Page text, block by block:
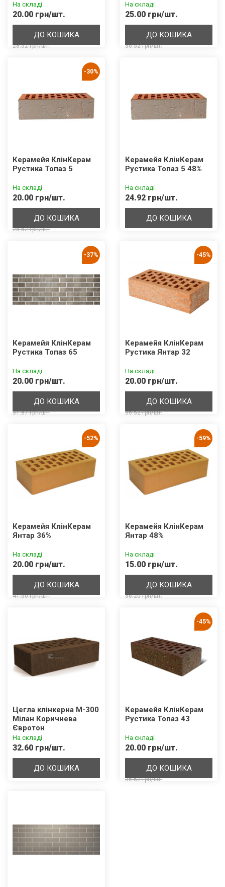
На складі
20.00 грн/шт.
28.52 грн/шт.
ДО КОШИКА
На складі
25.00 грн/шт.
36.52 грн/шт.
ДО КОШИКА
-30%
Керамейя КлінКерам
Рустика Топаз 5
На складі
20.00 грн/шт.
28.52 грн/шт.
ДО КОШИКА
Керамейя КлінКерам
Рустика Топаз 5 48%
На складі
24.92 грн/шт.
ДО КОШИКА
-37%
Керамейя КлінКерам
Рустика Топаз 65
На складі
20.00 грн/шт.
31.87 грн/шт.
ДО КОШИКА
-45%
Керамейя КлінКерам
Рустика Янтар 32
На складі
20.00 грн/шт.
36.52 грн/шт.
ДО КОШИКА
-52%
Керамейя КлінКерам
Янтар 36%
На складі
20.00 грн/шт.
41.50 грн/шт.
ДО КОШИКА
-59%
Керамейя КлінКерам
Янтар 48%
На складі
15.00 грн/шт.
36.20 грн/шт.
ДО КОШИКА
Цегла клінкерна М-300
Мілан Коричнева
Євротон
На складі
32.60 грн/шт.
ДО КОШИКА
-45%
Керамейя КлінКерам
Рустика Топаз 43
На складі
20.00 грн/шт.
36.52 грн/шт.
ДО КОШИКА